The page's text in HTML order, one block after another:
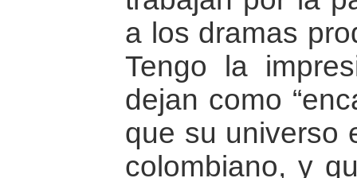
a los dramas
Tengo la
dejan como
que su universo
colombiano, y